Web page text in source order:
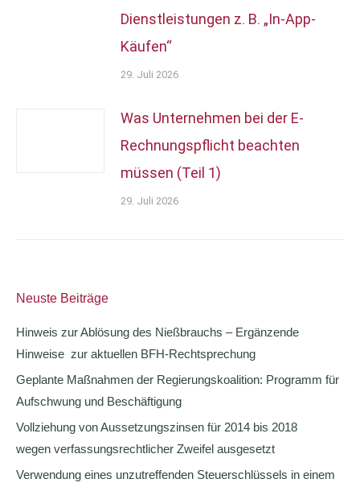
Dienstleistungen z. B. „In-App-
Käufen“
29. Juli 2026
Was Unternehmen bei der E-
Rechnungspflicht beachten
müssen (Teil 1)
29. Juli 2026
Neuste Beiträge
Hinweis zur Ablösung des Nießbrauchs – Ergänzende
Hinweise zur aktuellen BFH-Rechtsprechung
Geplante Maßnahmen der Regierungskoalition: Programm für
Aufschwung und Beschäftigung
Vollziehung von Aussetzungszinsen für 2014 bis 2018
wegen verfassungsrechtlicher Zweifel ausgesetzt
Verwendung eines unzutreffenden Steuerschlüssels in einem